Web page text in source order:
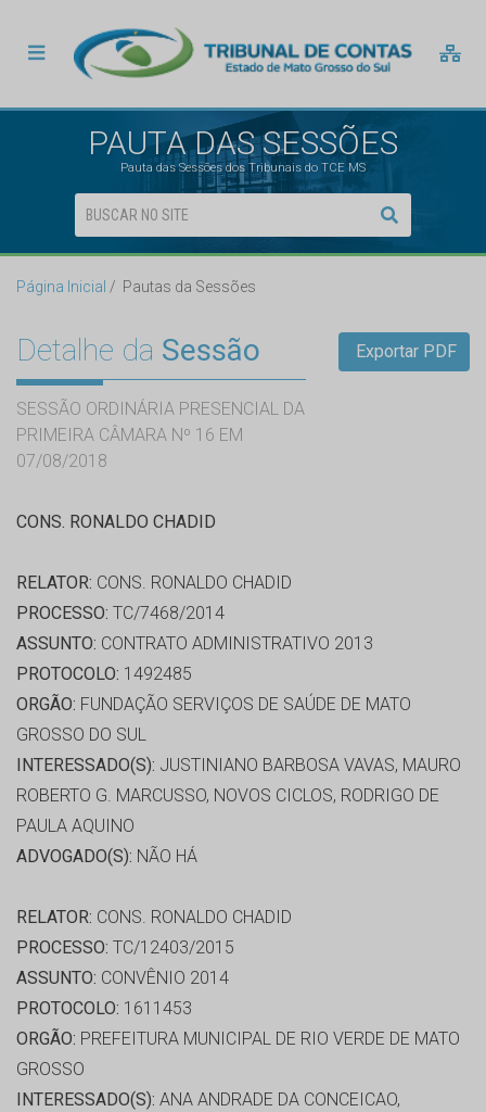
PAUTA DAS SESSÕES
Pauta das Sessões dos Tribunais do TCE MS
Página Inicial Pautas da Sessões
Detalhe da Sessão
SESSÃO ORDINÁRIA PRESENCIAL DA
PRIMEIRA CÂMARA Nº 16 EM
07/08/2018
Exportar PDF
CONS. RONALDO CHADID
RELATOR: CONS. RONALDO CHADID
PROCESSO: TC/7468/2014
ASSUNTO: CONTRATO ADMINISTRATIVO 2013
PROTOCOLO: 1492485
ORGÃO: FUNDAÇÃO SERVIÇOS DE SAÚDE DE MATO
GROSSO DO SUL
INTERESSADO(S): JUSTINIANO BARBOSA VAVAS, MAURO
ROBERTO G. MARCUSSO, NOVOS CICLOS, RODRIGO DE
PAULA AQUINO
ADVOGADO(S): NÃO HÁ
RELATOR: CONS. RONALDO CHADID
PROCESSO: TC/12403/2015
ASSUNTO: CONVÊNIO 2014
PROTOCOLO: 1611453
ORGÃO: PREFEITURA MUNICIPAL DE RIO VERDE DE MATO
GROSSO
INTERESSADO(S): ANA ANDRADE DA CONCEICAO,